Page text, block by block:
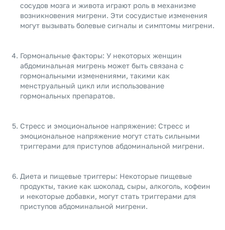
сосудов мозга и живота играют роль в механизме
возникновения мигрени. Эти сосудистые изменения
могут вызывать болевые сигналы и симптомы мигрени.
Гормональные факторы: У некоторых женщин
абдоминальная мигрень может быть связана с
гормональными изменениями, такими как
менструальный цикл или использование
гормональных препаратов.
Стресс и эмоциональное напряжение: Стресс и
эмоциональное напряжение могут стать сильными
триггерами для приступов абдоминальной мигрени.
Диета и пищевые триггеры: Некоторые пищевые
продукты, такие как шоколад, сыры, алкоголь, кофеин
и некоторые добавки, могут стать триггерами для
приступов абдоминальной мигрени.